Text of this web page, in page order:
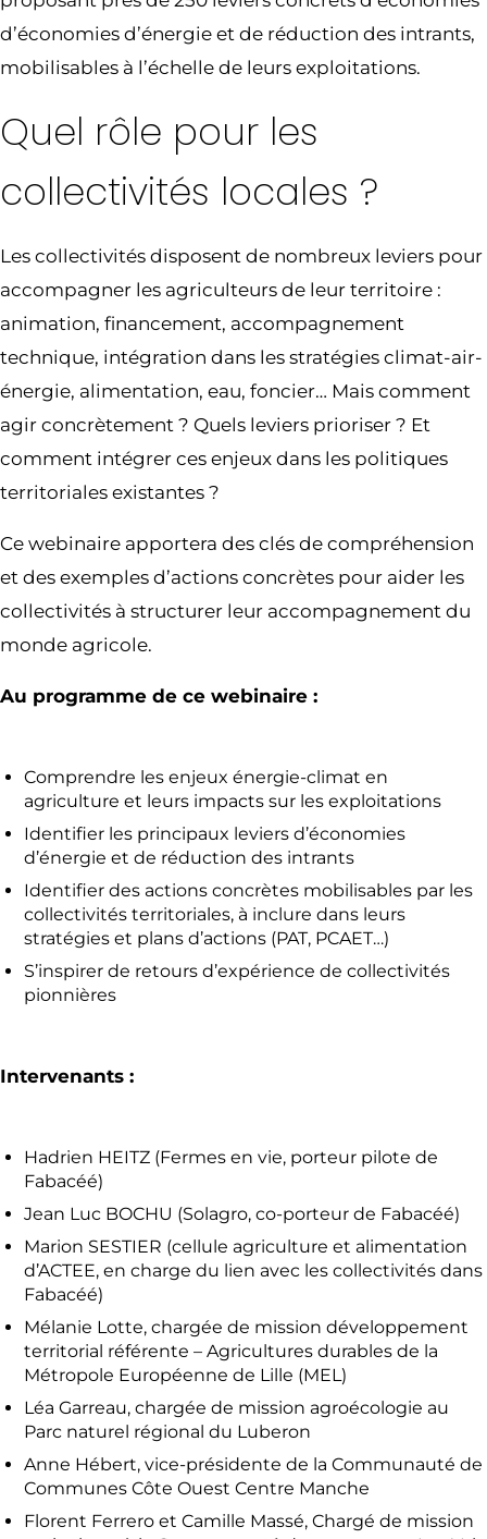
d’économies d’énergie et de réduction des intrants,
mobilisables à l’échelle de leurs exploitations.
Quel rôle pour les
collectivités locales ?
Les collectivités disposent de nombreux leviers pour
accompagner les agriculteurs de leur territoire :
animation, financement, accompagnement
technique, intégration dans les stratégies climat-air-
énergie, alimentation, eau, foncier… Mais comment
agir concrètement ? Quels leviers prioriser ? Et
comment intégrer ces enjeux dans les politiques
territoriales existantes ?
Ce webinaire apportera des clés de compréhension
et des exemples d’actions concrètes pour aider les
collectivités à structurer leur accompagnement du
monde agricole.
Au programme de ce webinaire :
Comprendre les enjeux énergie-climat en
agriculture et leurs impacts sur les exploitations
Identifier les principaux leviers d’économies
d’énergie et de réduction des intrants
Identifier des actions concrètes mobilisables par les
collectivités territoriales, à inclure dans leurs
stratégies et plans d’actions (PAT, PCAET…)
S’inspirer de retours d’expérience de collectivités
pionnières
Intervenants :
Hadrien HEITZ (Fermes en vie, porteur pilote de
Fabacéé)
Jean Luc BOCHU (Solagro, co-porteur de Fabacéé)
Marion SESTIER (cellule agriculture et alimentation
d’ACTEE, en charge du lien avec les collectivités dans
Fabacéé)
Mélanie Lotte, chargée de mission développement
territorial référente – Agricultures durables de la
Métropole Européenne de Lille (MEL)
Léa Garreau, chargée de mission agroécologie au
Parc naturel régional du Luberon
Anne Hébert, vice-présidente de la Communauté de
Communes Côte Ouest Centre Manche
Florent Ferrero et Camille Massé, Chargé de mission